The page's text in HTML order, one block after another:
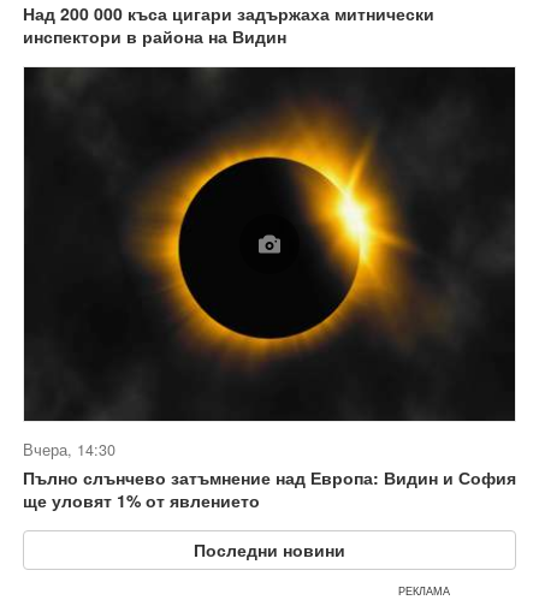
Над 200 000 къса цигари задържаха митнически
инспектори в района на Видин
Вчера, 14:30
Пълно слънчево затъмнение над Европа: Видин и София
ще уловят 1% от явлението
Последни новини
РЕКЛАМА